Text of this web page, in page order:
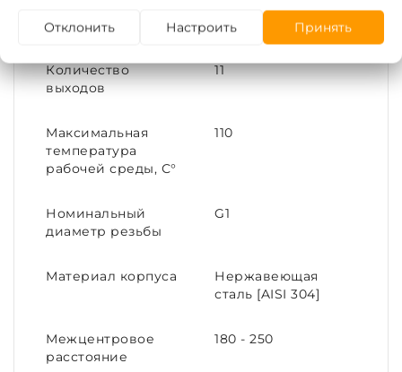
Теплоноситель
Количество
выходов
11
Максимальная
температура
рабочей среды, С°
110
Номинальный
диаметр резьбы
G1
Материал корпуса
Нержавеющая
сталь [AISI 304]
Межцентровое
расстояние
180 - 250
Отклонить Настроить Принять